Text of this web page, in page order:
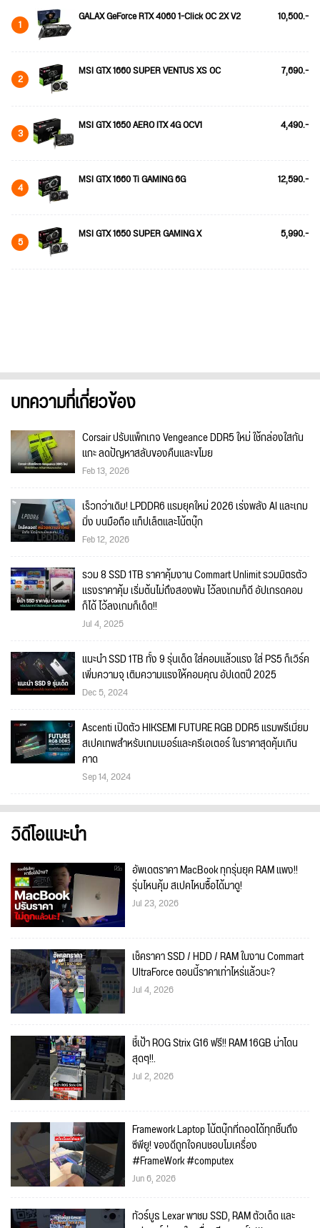
1 GALAX GeForce RTX 4060 1-Click OC 2X V2 10,500.-
2 MSI GTX 1660 SUPER VENTUS XS OC 7,690.-
3 MSI GTX 1650 AERO ITX 4G OCV1 4,490.-
4 MSI GTX 1660 Ti GAMING 6G 12,590.-
5 MSI GTX 1650 SUPER GAMING X 5,990.-
บทความที่เกี่ยวข้อง
Corsair ปรับแพ็กเกจ Vengeance DDR5 ใหม่ ใช้กล่องใสกัน
แกะ ลดปัญหาสลับของคืนและขโมย
Feb 13, 2026
เร็วกว่าเดิม! LPDDR6 แรมยุคใหม่ 2026 เร่งพลัง AI และเกม
มิ่ง บนมือถือ แท็ปเล็ตและโน้ตบุ๊ก
Feb 12, 2026
รวม 8 SSD 1TB ราคาคุ้มงาน Commart Unlimit รวมมิตรตัว
แรงราคาคุ้ม เริ่มต้นไม่ถึงสองพัน ไว้ลงเกมก็ดี อัปเกรดคอม
ก็ได้ ไว้ลงเกมก็เด็ด!!
Jul 4, 2025
แนะนำ SSD 1TB ทั้ง 9 รุ่นเด็ด ใส่คอมแล้วแรง ใส่ PS5 ก็เวิร์ค
เพิ่มความจุ เติมความแรงให้คอมคุณ อัปเดตปี 2025
Dec 5, 2024
Ascenti เปิดตัว HIKSEMI FUTURE RGB DDR5 แรมพรีเมี่ยม
สเปคเทพสำหรับเกมเมอร์และครีเอเตอร์ ในราคาสุดคุ้มเกิน
คาด
Sep 14, 2024
วิดีโอแนะนำ
อัพเดตราคา MacBook ทุกรุ่นยุค RAM แพง!!
รุ่นไหนคุ้ม สเปคไหนซื้อได้มาดู!
Jul 23, 2026
เช็คราคา SSD / HDD / RAM ในงาน Commart
UltraForce ตอนนี้ราคาเท่าไหร่แล้วนะ?
Jul 4, 2026
ชี้เป้า ROG Strix G16 ฟรี!! RAM 16GB น่าโดน
สุดๆ!!.
Jul 2, 2026
Framework Laptop โน้ตบุ๊กที่ถอดได้ทุกชิ้นถึง
ซีพียู! ของดีถูกใจคนชอบโมเครื่อง
#FrameWork #computex
Jun 6, 2026
ทัวร์บูธ Lexar พาชม SSD, RAM ตัวเด็ด และ